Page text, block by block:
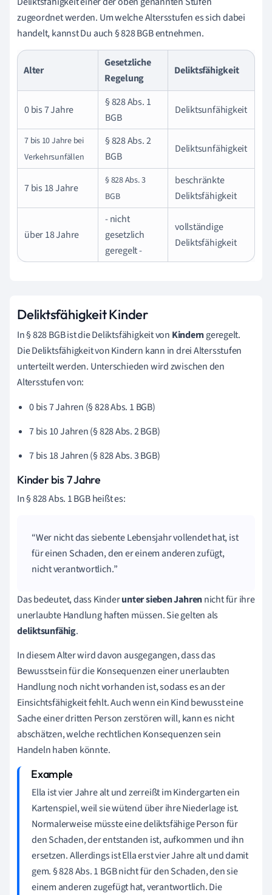
zugeordnet werden. Um welche Altersstufen es sich dabei
handelt, kannst Du auch § 828 BGB entnehmen.
Alter
Gesetzliche
Regelung
Deliktsfähigkeit
0 bis 7 Jahre
§ 828 Abs. 1
BGB
Deliktsunfähigkeit
7 bis 10 Jahre bei
Verkehrsunfällen
§ 828 Abs. 2
BGB
Deliktsunfähigkeit
7 bis 18 Jahre
§ 828 Abs. 3
BGB
beschränkte
Deliktsfähigkeit
über 18 Jahre
- nicht
gesetzlich
geregelt -
vollständige
Deliktsfähigkeit
Deliktsfähigkeit Kinder
In § 828 BGB ist die Deliktsfähigkeit von Kinderngeregelt.
Die Deliktsfähigkeit von Kindern kann in drei Altersstufen
unterteilt werden. Unterschieden wird zwischen den
Altersstufen von:
0 bis 7 Jahren (§ 828 Abs. 1 BGB)
7 bis 10 Jahren (§ 828 Abs. 2 BGB)
7 bis 18 Jahren (§ 828 Abs. 3 BGB)
Kinder bis 7 Jahre
In § 828 Abs. 1 BGB heißt es:
Wer nicht das siebente Lebensjahr vollendet hat, ist
für einen Schaden, den er einem anderen zufügt,
nicht verantwortlich.
Das bedeutet, dass Kinderunter sieben Jahrennicht für ihre
unerlaubte Handlung haften müssen. Sie gelten als
deliktsunfähig.
In diesem Alter wird davon ausgegangen, dass das
Bewusstsein für die Konsequenzen einer unerlaubten
Handlung noch nicht vorhanden ist, sodass es an der
Einsichtsfähigkeit fehlt. Auch wenn ein Kind bewusst eine
Sache einer dritten Person zerstören will, kann es nicht
abschätzen, welche rechtlichen Konsequenzen sein
Handeln haben könnte.
Ella ist vier Jahre alt und zerreißt im Kindergarten ein
Kartenspiel, weil sie wütend über ihre Niederlage ist.
Normalerweise müsste eine deliktsfähige Person für
den Schaden, der entstanden ist, aufkommen und ihn
ersetzen. Allerdings ist Ella erst vier Jahre alt und damit
gem. § 828 Abs. 1 BGB nicht für den Schaden, den sie
einem anderen zugefügt hat, verantwortlich. Die